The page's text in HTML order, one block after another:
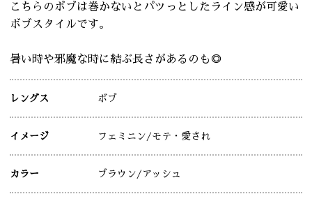
こちらのボブは巻かないとパツっとしたライン感が可愛い
ボブスタイルです。
暑い時や邪魔な時に結ぶ長さがあるのも◎
レングス ボブ
イメージ フェミニン /モテ・愛され
カラー ブラウン /アッシュ